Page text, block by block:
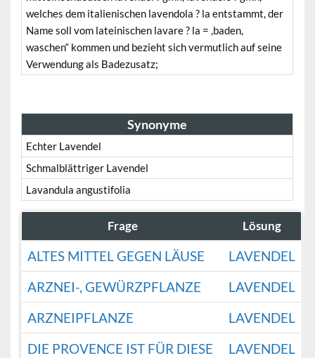
welches dem italienischen lavendola ? la entstammt, der
Name soll vom lateinischen lavare ? la = ,baden,
waschen“ kommen und bezieht sich vermutlich auf seine
Verwendung als Badezusatz;
Synonyme
Echter Lavendel
Schmalblättriger Lavendel
Lavandula angustifolia
Frage Lösung
ALTES MITTEL GEGEN LÄUSE
LAVENDEL
ARZNEI-, GEWÜRZPFLANZE
LAVENDEL
ARZNEIPFLANZE
LAVENDEL
DIE PROVENCE IST FÜR DIESE
LAVENDEL